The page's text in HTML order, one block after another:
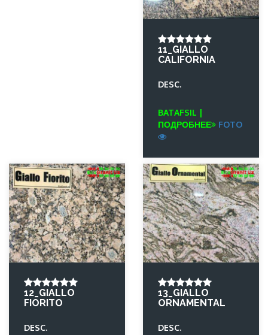
11_GIALLO
CALIFORNIA
DESC.
BATAFSIL |
ПОДРОБНЕЕ
FOTO
12_GIALLO
FIORITO
DESC.
13_GIALLO
ORNAMENTAL
DESC.